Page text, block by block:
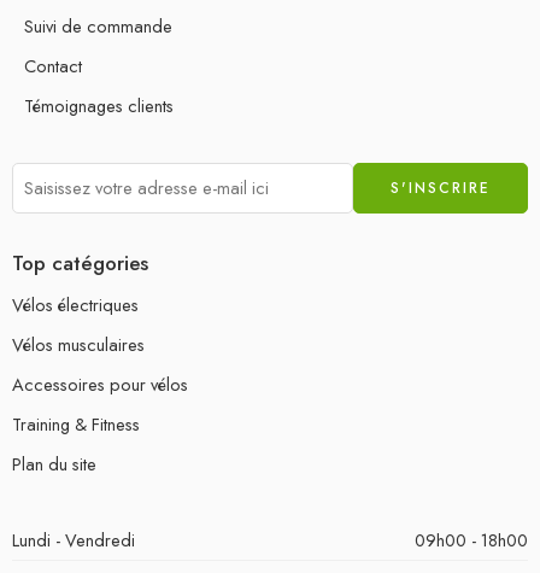
Suivi de commande
Contact
Témoignages clients
Top catégories
Vélos électriques
Vélos musculaires
Accessoires pour vélos
Training & Fitness
Plan du site
Lundi - Vendredi 09h00 - 18h00